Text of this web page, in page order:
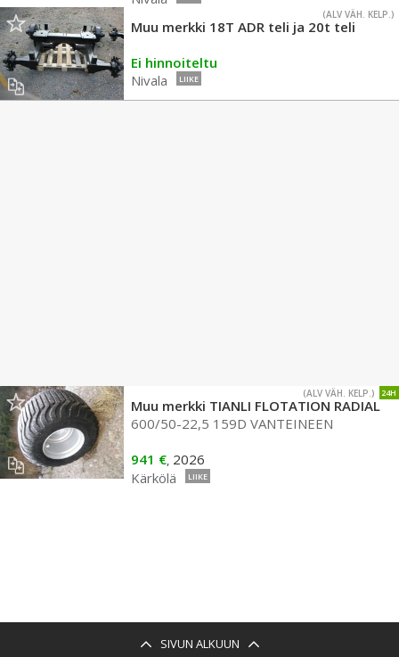
(ALV VÄH. KELP.)
Muu merkki 18T ADR teli ja 20t teli
Ei hinnoiteltu
Nivala
LIIKE
24H
(ALV VÄH. KELP.)
Muu merkki TIANLI FLOTATION RADIAL
600/50-22,5 159D VANTEINEEN
941 €, 2026
Kärkölä
LIIKE
SIVUN ALKUUN